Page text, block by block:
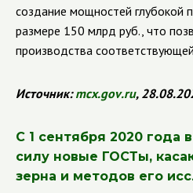
создание мощностей глубокой
размере 150 млрд руб., что
производства
Источник:mcx.gov.ru,
С 1 сентября 2020 года
силу новые ГОСТы,
зерна и методов его